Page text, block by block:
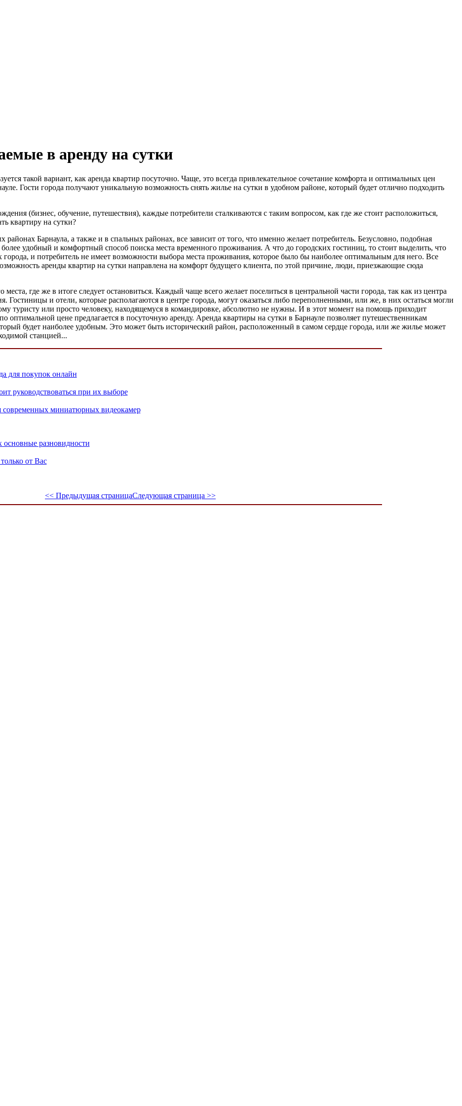
в аренду на сутки
такой вариант, как аренда квартир посуточно. Чаще, это всегда привлекательное сочетание комфорта и оптимальных цен
Гости города получают уникальную возможность снять жилье на сутки в удобном районе, который будет отлично подходить
(бизнес, обучение, путешествия), каждые потребители сталкиваются с таким вопросом, как где же стоит расположиться,
квартиру на сутки?
Барнаула, а также и в спальных районах, все зависит от того, что именно желает потребитель. Безусловно, подобная
удобный и комфортный способ поиска места временного проживания. А что до городских гостиниц, то стоит выделить, что
и потребитель не имеет возможности выбора места проживания, которое было бы наиболее оптимальным для него. Все
аренды квартир на сутки направлена на комфорт будущего клиента, по этой причине, люди, приезжающие сюда
где же в итоге следует остановиться. Каждый чаще всего желает поселиться в центральной части города, так как из центра
Гостиницы и отели, которые располагаются в центре города, могут оказаться либо переполненными, или же, в них остаться могли
туристу или просто человеку, находящемуся в командировке, абсолютно не нужны. И в этот момент на помощь приходит
оптимальной цене предлагается в посуточную аренду. Аренда квартиры на сутки в Барнауле позволяет путешественникам
будет наиболее удобным. Это может быть исторический район, расположенный в самом сердце города, или же жилье может
станцией...
для покупок онлайн
руководствоваться при их выборе
современных миниатюрных видеокамер
основные разновидности
от Вас
<< Предыдущая страницаСледующая страница >>